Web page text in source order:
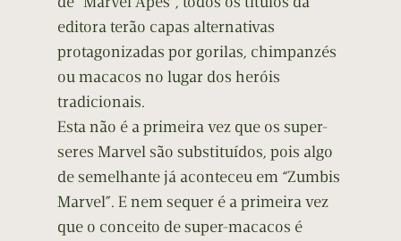
editora terão capas alternativas
protagonizadas por gorilas, chimpanzés
ou macacos no lugar dos heróis
tradicionais.
Esta não é a primeira vez que os super-
seres Marvel são substituídos, pois algo
de semelhante já aconteceu em “Zumbis
Marvel”. E nem sequer é a primeira vez
que o conceito de super-macacos é